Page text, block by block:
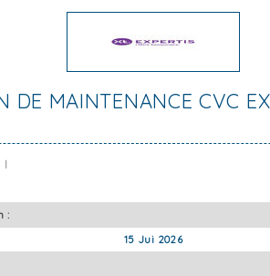
DE MAINTENANCE CVC
|
:
15 Jui 2026